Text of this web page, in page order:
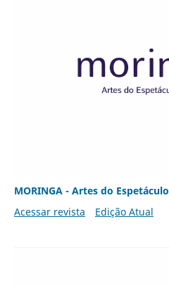
MORINGA - Artes do Espetáculo
Acessar revista
Edição Atual